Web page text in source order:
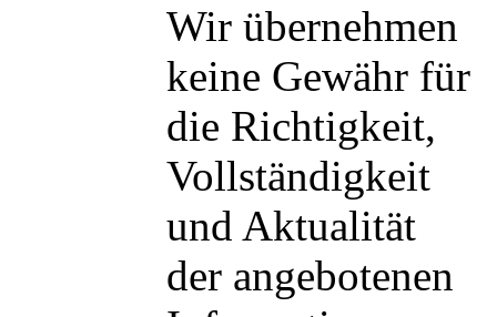
Wir übernehmen
keine Gewähr für
die Richtigkeit,
Vollständigkeit
und Aktualität
der angebotenen